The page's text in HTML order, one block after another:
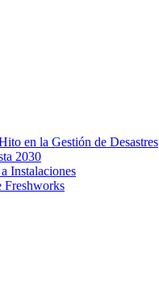
en la Gestión de Desastres
2030
Instalaciones
Freshworks